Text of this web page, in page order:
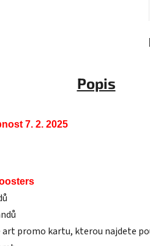
Popis
7. 2. 2025
promo kartu, kterou najdete